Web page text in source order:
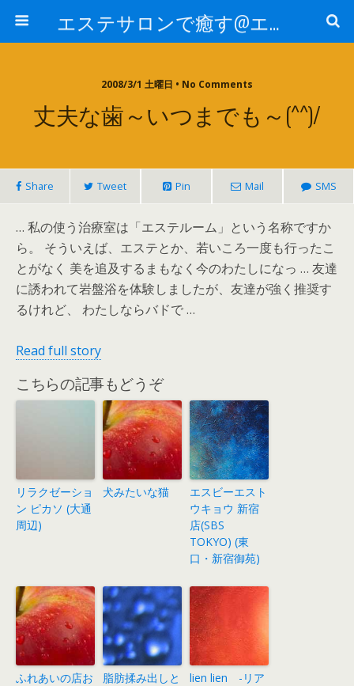
エステサロンで癒す@エステ～全国エステ情報
2008/3/1 土曜日 • No Comments
丈夫な歯～いつまでも～(^^)/
Share Tweet Pin Mail SMS
… 私の使う治療室は「エステルーム」という名称ですか
ら。 そういえば、エステとか、若いころ一度も行ったこ
とがなく 美を追及するまもなく今のわたしになっ … 友達
に誘われて岩盤浴を体験しましたが、友達が強く推奨す
るけれど、 わたしならバドで …
Read full story
こちらの記事もどうぞ
リラクゼーショ
ン ピカソ (大通
周辺)
犬みたいな猫
エスビーエスト
ウキョウ 新宿
店(SBS
TOKYO) (東
口・新宿御苑)
ふれあいの店お
脂肪揉み出しと
lien lien -リア